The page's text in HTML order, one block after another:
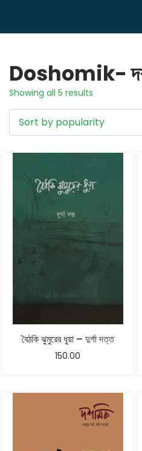
Doshomik-
Showing all 5 results
বৈঠকি ঝুমুরের ধুয়া – দুর্গা দত্ত
150.00